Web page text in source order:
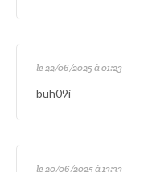
le 22/06/2025 à 01:23
buh09i
le 20/06/2025 à 13:33